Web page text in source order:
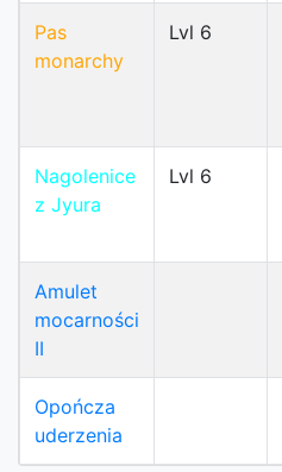
Pas
monarchy
Lvl 6
Nagolenice
z Jyura
Lvl 6
Amulet
mocarności
II
Opończa
uderzenia